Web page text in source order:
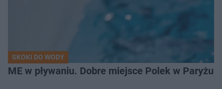
SKOKI DO WODY
ME w pływaniu. Dobre miejsce Polek w Paryżu